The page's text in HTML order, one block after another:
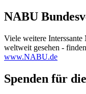
NABU
Viele weitere Interssante
weltweit gesehen -
www.NABU.de
Spenden für